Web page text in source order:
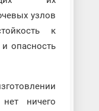
узлов
к
опасность
нет ничего